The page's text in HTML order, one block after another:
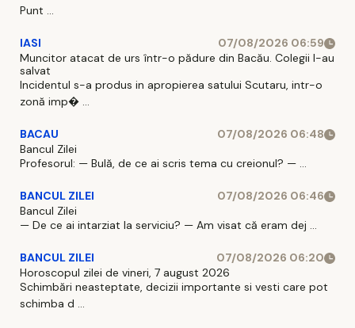
Punt ...
IASI
07/08/2026 06:59
Muncitor atacat de urs într-o pădure din Bacău. Colegii l-au
salvat
Incidentul s-a produs in apropierea satului Scutaru, intr-o
zonă imp� ...
BACAU
07/08/2026 06:48
Bancul Zilei
Profesorul: — Bulă, de ce ai scris tema cu creionul? — ...
BANCUL ZILEI
07/08/2026 06:46
Bancul Zilei
— De ce ai intarziat la serviciu? — Am visat că eram dej ...
BANCUL ZILEI
07/08/2026 06:20
Horoscopul zilei de vineri, 7 august 2026
Schimbări neasteptate, decizii importante si vesti care pot
schimba d ...